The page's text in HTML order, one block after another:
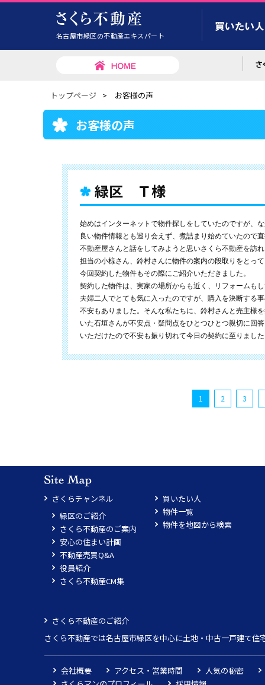
名古屋市緑区の不動産エキスパート
トップページ > お客様の声
お客様の声
緑区 Ｔ様
始めはインターネットで物件探しをしていたのですが、
良い物件情報とも巡り会えず、煮詰まり始めていたので
不動産屋さんと話をしてみようと思いさくら不動産を訪
担当の小椋さん、鈴村さんに物件の案内の段取りをとっ
今回契約した物件もその際にご紹介いただきました。
契約した物件は、実家の場所からも近く、リフォームも
夫婦二人でとても気に入ったのですが、購入を決断する
不安もありました。そんな私たちに、鈴村さんと売主様
いた石垣さんが不安点・疑問点をひとつひとつ親切に回
いただけたので不安も振り切れて今日の契約に至りまし
1 2 3
さくらチャンネル
緑区のご紹介
さくら不動産のご案内
安心の住まい計画
不動産売買Q&A
役員紹介
さくら不動産CM集
買いたい人
物件一覧
物件を地図から検索
さくら不動産のご紹介
さくら不動産では名古屋市緑区を中心に土地・中古一戸建て
会社概要 アクセス・営業時間
人気の秘密